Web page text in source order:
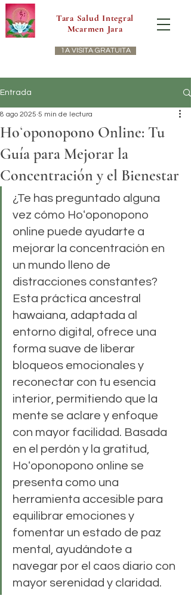
Tara Salud Integral
Mcarmen Jara
1A VISITA GRATUITA
Entrada
Hoʻoponopono Online: Tu
Guía para Mejorar la
Concentración y el Bienestar
8 ago 2025 5 min de lectura
¿Te has preguntado alguna
vez cómo Hoʻoponopono
online puede ayudarte a
mejorar la concentración en
un mundo lleno de
distracciones constantes?
Esta práctica ancestral
hawaiana, adaptada al
entorno digital, ofrece una
forma suave de liberar
bloqueos emocionales y
reconectar con tu esencia
interior, permitiendo que la
mente se aclare y enfoque
con mayor facilidad. Basada
en el perdón y la gratitud,
Hoʻoponopono online se
presenta como una
herramienta accesible para
equilibrar emociones y
fomentar un estado de paz
mental, ayudándote a
navegar por el caos diario con
mayor serenidad y claridad.